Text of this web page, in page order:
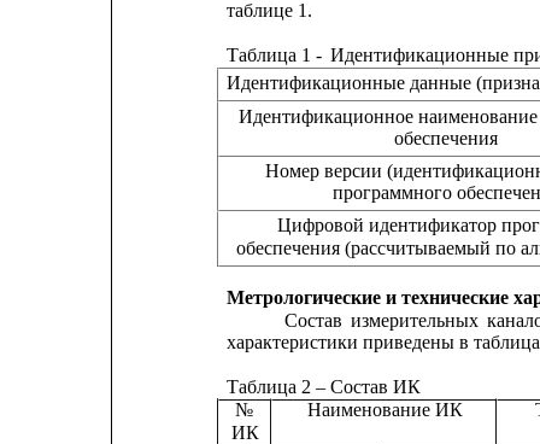
таблице 1.
Идентификационные данные
Идентификационное
обеспечения
Номер версии
программного
Цифровой идентификатор
обеспечения (рассчитываемый по
Таблица 1 - Идентификационные
Метрологические и технические
Состав измерительных
характеристики приведены в
Таблица 2 – Состав ИК
№
Наименование ИК
ИК